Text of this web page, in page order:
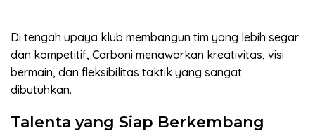
Di tengah upaya klub membangun tim yang lebih segar
dan kompetitif, Carboni menawarkan kreativitas, visi
bermain, dan fleksibilitas taktik yang sangat
dibutuhkan.
Talenta yang Siap Berkembang